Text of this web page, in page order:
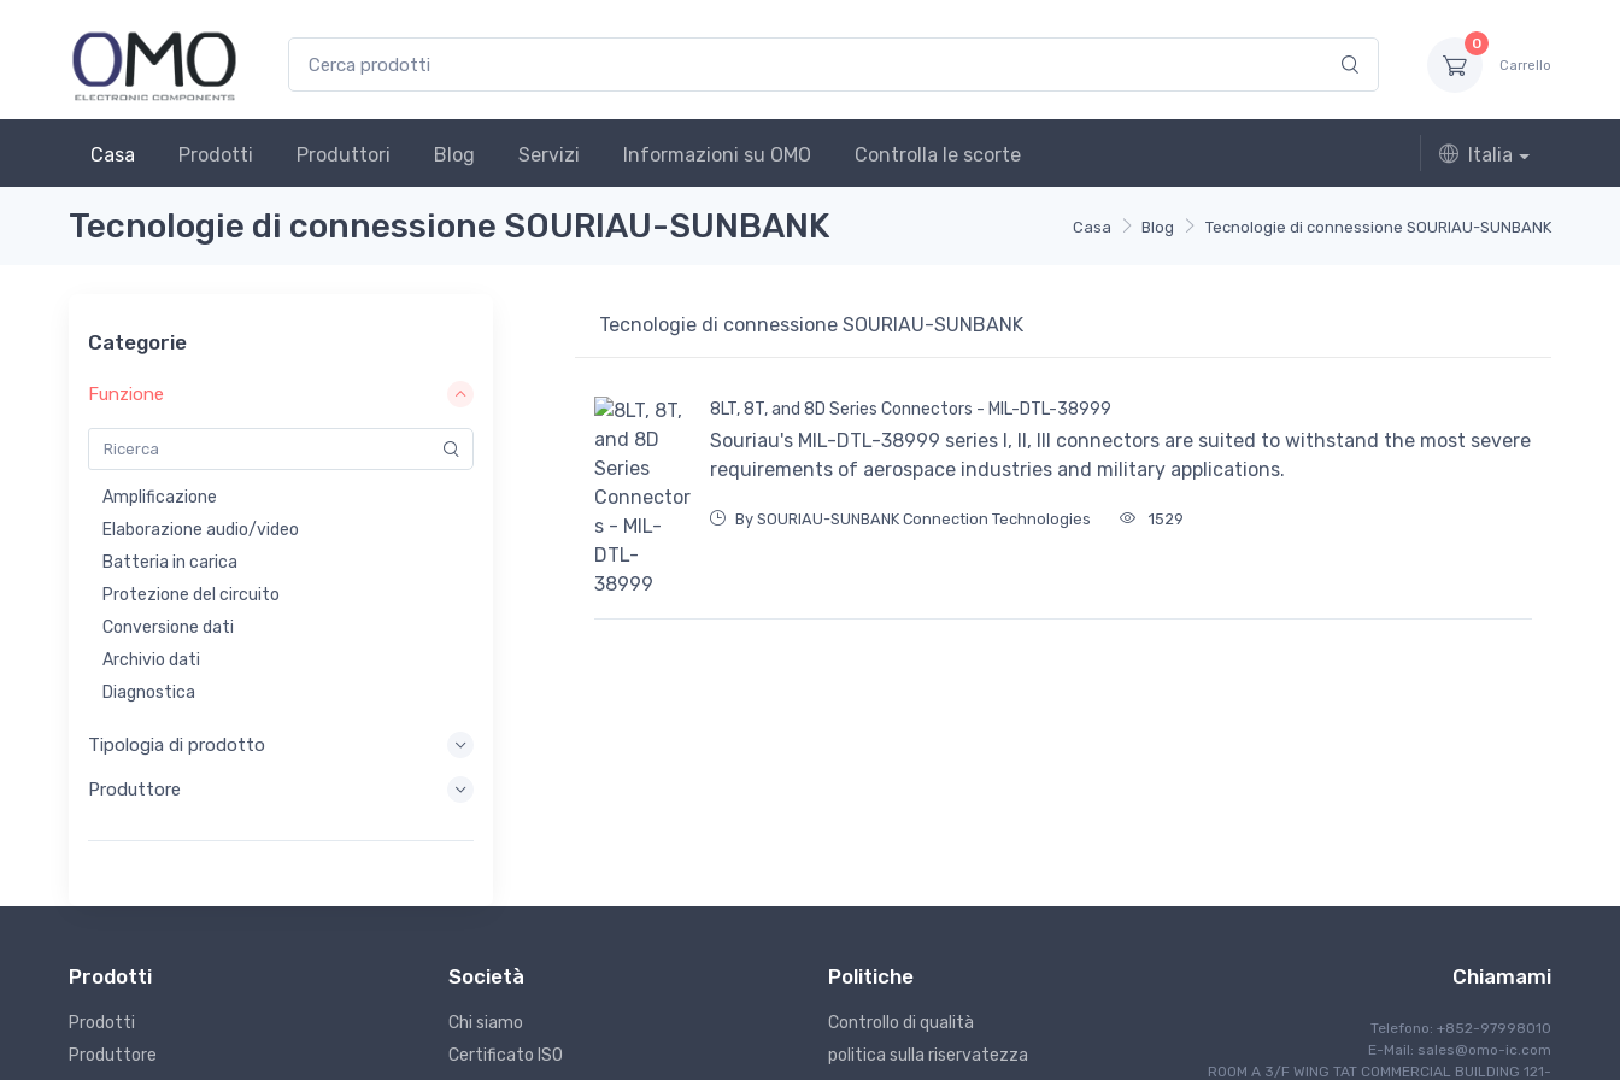
0
Carrello
Casa Prodotti Produttori Blog Servizi Informazioni su OMO Controlla le scorte Italia
Casa Blog Tecnologie di connessione SOURIAU-SUNBANK
Tecnologie di connessione SOURIAU-SUNBANK
Categorie
Funzione
Amplificazione
Elaborazione audio/video
Batteria in carica
Protezione del circuito
Conversione dati
Archivio dati
Diagnostica
Elaborazione incorporata
Raccolta di energia
Imaging
Controllo industriale
Interconnessione
Tipologia di prodotto
Produttore
Tecnologie di connessione SOURIAU-SUNBANK
8LT, 8T, and 8D Series Connectors - MIL-DTL-38999
Souriau's MIL-DTL-38999 series I, II, III connectors are suited to withstand the most severe
requirements of aerospace industries and military applications.
By SOURIAU-SUNBANK Connection Technologies 1529
Prodotti
Prodotti
Produttore
Società
Chi siamo
Certificato ISO
Politiche
Controllo di qualità
politica sulla riservatezza
Chiamami
Telefono: +852-97998010
E-Mail: sales@omo-ic.com
ROOM A 3/F WING TAT COMMERCIAL BUILDING 121-